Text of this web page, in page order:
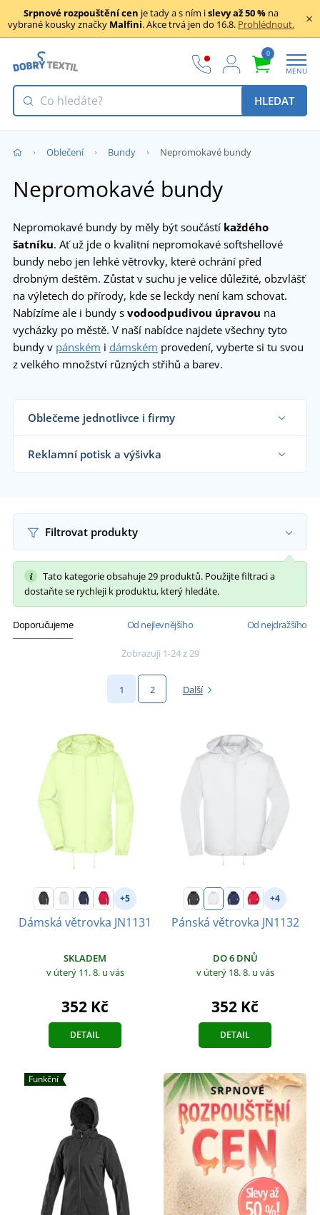
Srpnové rozpouštění cen je tady a s ním islevy až 50 % na
vybrané kousky značky Malfini. Akce trvá jen do 16.8. Prohlédnout.
0
MENU
HLEDAT
Oblečení Bundy Nepromokavé bundy
Nepromokavé bundy
Nepromokavé bundy by měly být součástí každého
šatníku. Ať už jde o kvalitní nepromokavé softshellové
bundy nebo jen lehké větrovky, které ochrání před
drobným deštěm. Zůstat v suchu je velice důležité, obzvlášť
na výletech do přírody, kde se leckdy není kam schovat.
Nabízíme ale i bundy s vodoodpudivou úpravou na
vycházky po městě. V naší nabídce najdete všechny tyto
bundy v pánském i dámském provedení, vyberte si tu svou
z velkého množství různých střihů a barev.
Oblečeme jednotlivce i firmy
Dodáváme nepromokavé bundy reklamním
agenturám, firmám, obchodníkům s textilem i
koncovým zákazníkům již od 1 kusu.
Chci vědět více
Reklamní potisk a výšivka
Filtrovat produkty
Tato kategorie obsahuje 29 produktů. Použijte filtraci a
dostaňte se rychleji k produktu, který hledáte.
Doporučujeme Od nejlevnějšího Od nejdražšího
Zobrazuji 1-24 z 29
1 2 Další
+5
Dámská větrovka JN1131
SKLADEM
v úterý 11. 8. u vás
352 Kč
DETAIL
+4
Pánská větrovka JN1132
DO 6 DNŮ
v úterý 18. 8. u vás
352 Kč
DETAIL
Funkční